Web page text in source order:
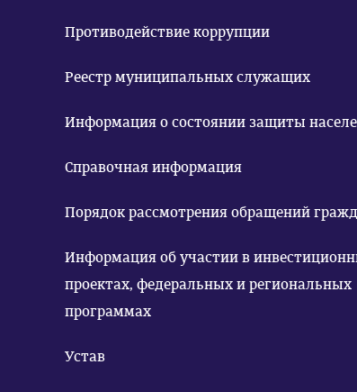
Противодействие коррупции
Реестр муниципальных служащих
Информация о состоянии защиты
Справочная информация
Порядок рассмотрения обращений
Информация об участии в
проектах, федеральных и региональных
программах
Устав